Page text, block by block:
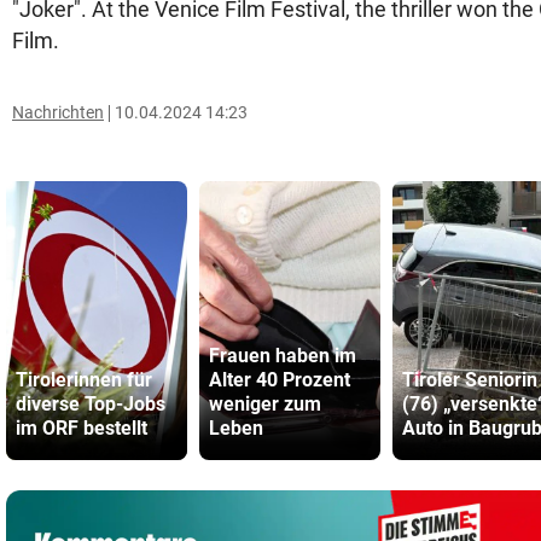
"Joker". At the Venice Film Festival, the thriller won the
Film.
Nachrichten 10.04.2024 14:23
Tirolerinnen für
diverse Top-Jobs
im ORF bestellt
Frauen haben im
Alter 40 Prozent
weniger zum
Leben
Tiroler Seniorin
(76)
Auto in